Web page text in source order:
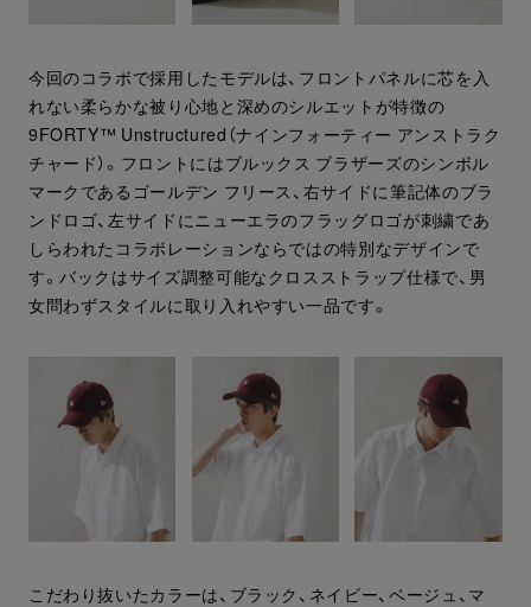
今回のコラボで採用したモデルは、フロントパネルに芯を入
れない柔らかな被り心地と深めのシルエットが特徴の
9FORTY™ Unstructured（ナインフォーティー アンストラク
チャード）。フロントにはブルックス ブラザーズのシンボル
マークであるゴールデン フリース、右サイドに筆記体のブラ
ンドロゴ、左サイドにニューエラのフラッグロゴが刺繍であ
しらわれたコラボレーションならではの特別なデザインで
す。バックはサイズ調整可能なクロスストラップ仕様で、男
女問わずスタイルに取り入れやすい一品です。
こだわり抜いたカラーは、ブラック、ネイビー、ベージュ、マ